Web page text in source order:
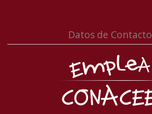
Datos de Contacto